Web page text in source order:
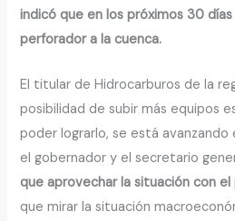
indicó que en los próximos 30
perforador a la cuenca.
El titular de Hidrocarburos de la
posibilidad de subir más equipos
poder lograrlo, se está avanzando
el gobernador y el secretario
que aprovechar la situación con
que mirar la situación